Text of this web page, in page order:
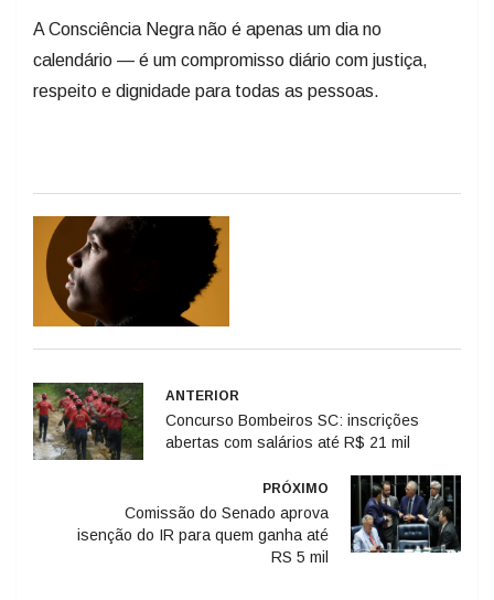
A Consciência Negra não é apenas um dia no
calendário — é um compromisso diário com justiça,
respeito e dignidade para todas as pessoas.
ANTERIOR
Concurso Bombeiros SC: inscrições
abertas com salários até R$ 21 mil
PRÓXIMO
Comissão do Senado aprova
isenção do IR para quem ganha até
RS 5 mil